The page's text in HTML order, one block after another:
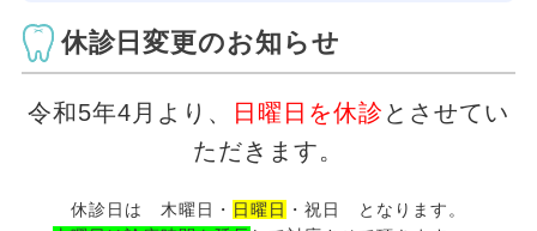
休診日変更のお知らせ
令和5年4月より、 日曜日を休診 とさせてい
ただきます。
休診日は 木曜日・ 日曜日 ・祝日 となります。